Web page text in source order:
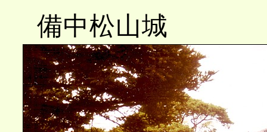
備中松山城